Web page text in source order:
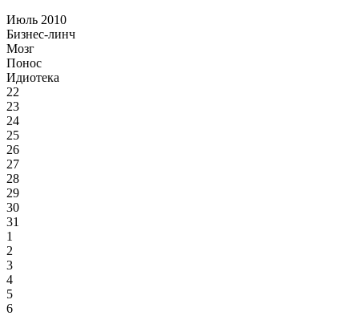
Июль 2010
Бизнес-линч
Мозг
Понос
Идиотека
22
23
24
25
26
27
28
29
30
31
1
2
3
4
5
6